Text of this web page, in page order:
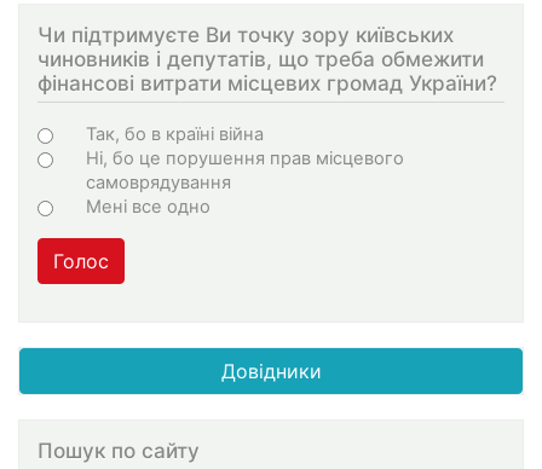
Чи підтримуєте Ви точку зору київських
чиновників і депутатів, що треба обмежити
фінансові витрати місцевих громад України?
Варіанти
Так, бо в країні війна
Ні, бо це порушення прав місцевого
самоврядування
Мені все одно
Голос
Довідники
Пошук по сайту